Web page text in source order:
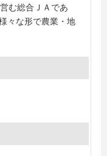
む総合ＪＡであ
々な形で農業・地